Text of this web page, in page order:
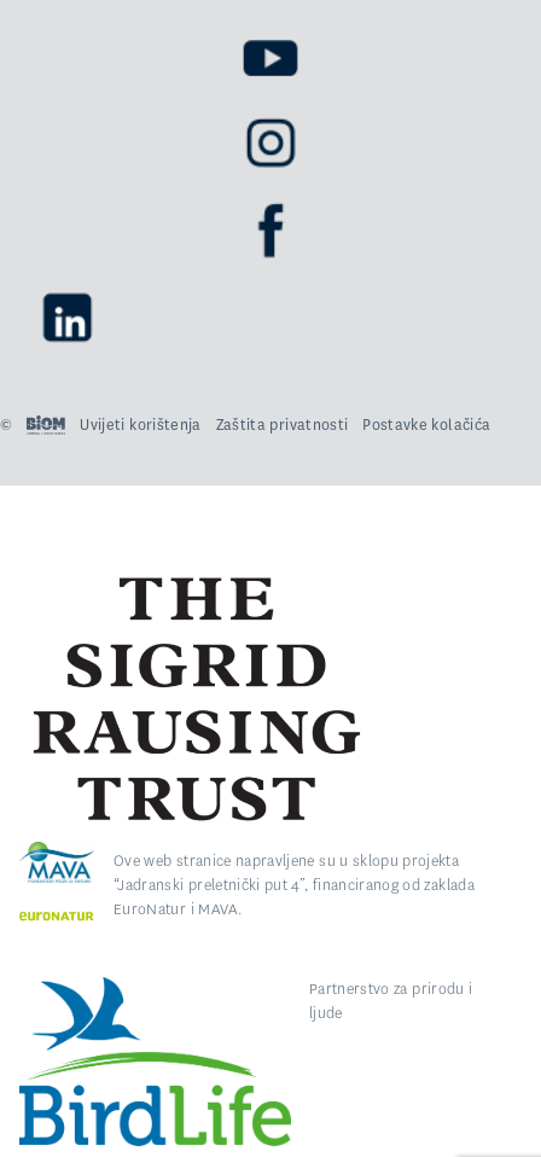
© Uvijeti korištenja Zaštita privatnosti Postavke kolačića
Ove web stranice napravljene su u sklopu projekta
“Jadranski preletnički put 4”, financiranog od zaklada
EuroNatur i MAVA.
Partnerstvo za prirodu i
ljude